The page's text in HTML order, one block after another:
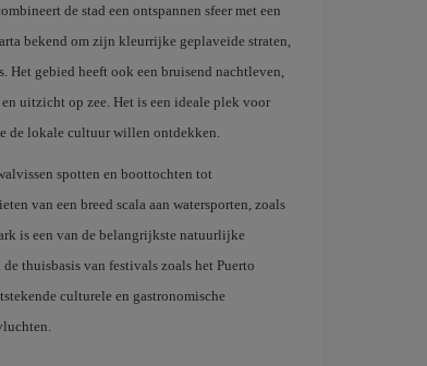
de stad een ontspannen sfeer met een
bekend om zijn kleurrijke geplaveide straten,
gebied heeft ook een bruisend nachtleven,
uitzicht op zee. Het is een ideale plek voor
de lokale cultuur willen ontdekken.
spotten en boottochten tot
van een breed scala aan watersporten, zoals
is een van de belangrijkste natuurlijke
thuisbasis van festivals zoals het Puerto
culturele en gastronomische